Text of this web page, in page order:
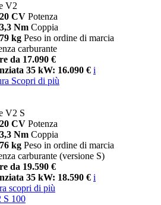
V2
CV Potenza
Nm Coppia
kg Peso in ordine di marcia
carburante
da 17.090 €
35 kW: 16.090 € i
Scopri di più
V2 S
CV Potenza
Nm Coppia
kg Peso in ordine di marcia
carburante (versione S)
da 19.590 €
35 kW: 18.590 € i
scopri di più
S 100